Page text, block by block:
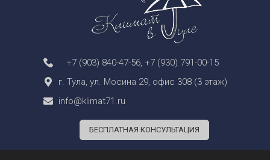
+7 (903) 840-47-56, +7 (930) 791-00-15
г. Тула, ул. Мосина 29, офис 308 (3 этаж)
info@klimat71.ru
БЕСПЛАТНАЯ КОНСУЛЬТАЦИЯ